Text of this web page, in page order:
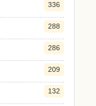
336
288
286
209
132